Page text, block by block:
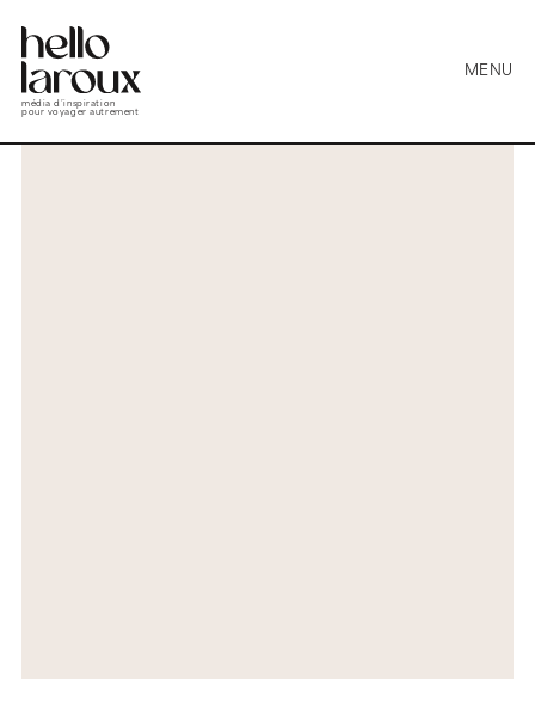
média d’inspiration
pour voyager autrement
MENU